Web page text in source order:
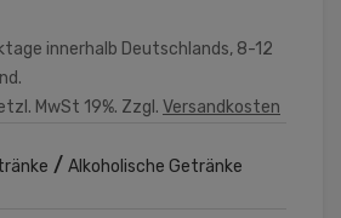
innerhalb Deutschlands, 8-12
MwSt 19%. Zzgl. Versandkosten
/ Alkoholische Getränke